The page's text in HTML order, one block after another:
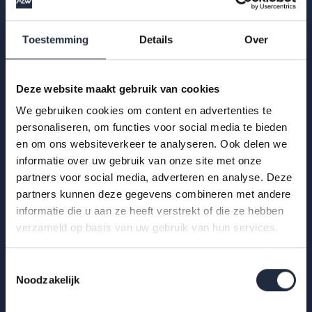
Toestemming Details Over
Deze website maakt gebruik van cookies
We gebruiken cookies om content en advertenties te
personaliseren, om functies voor social media te bieden
en om ons websiteverkeer te analyseren. Ook delen we
informatie over uw gebruik van onze site met onze
partners voor social media, adverteren en analyse. Deze
partners kunnen deze gegevens combineren met andere
informatie die u aan ze heeft verstrekt of die ze hebben
verzameld op basis van uw gebruik van hun services.
Noodzakelijk
28 okt 2025
Werknemers- en werkgeversenquête 2e
Hoe ervaren werknemers en werkgevers het werken in de
jeugdzorg? Bekijk de infographic met kerncijfers Q2 2025
Lees meer